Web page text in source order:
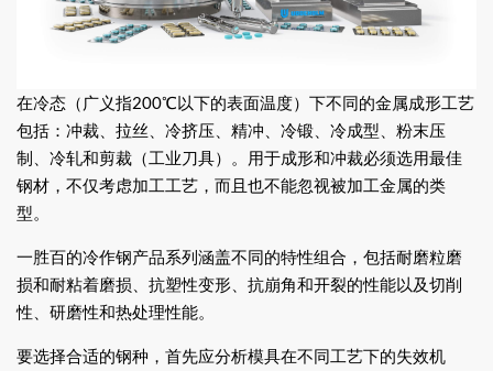
在冷态（广义指200℃以下的表面温度）下不同的金属成形工艺
包括：冲裁、拉丝、冷挤压、精冲、冷锻、冷成型、粉末压
制、冷轧和剪裁（工业刀具）。用于成形和冲裁必须选用最佳
钢材，不仅考虑加工工艺，而且也不能忽视被加工金属的类
型。
一胜百的冷作钢产品系列涵盖不同的特性组合，包括耐磨粒磨
损和耐粘着磨损、抗塑性变形、抗崩角和开裂的性能以及切削
性、研磨性和热处理性能。
要选择合适的钢种，首先应分析模具在不同工艺下的失效机